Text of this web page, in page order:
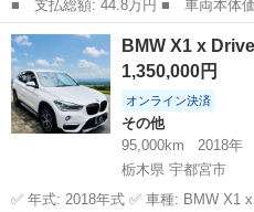
■ 支払総額: 44.8万円 ■ 車両本体価格： 298,000 円 ■ メーカー
名： ＢＭＷ ■ 車種名： １シリ
ｉ ダブルエアコン パワーステア
Ｓ 運転席エア...
神奈川 相模原市
BMW X1 x
1,350,000円
オンライン決済
その他
95,000km
2018年
栃木県 宇都宮市
✅ 年式: 2018年式 ✅ 車種: BMW X1